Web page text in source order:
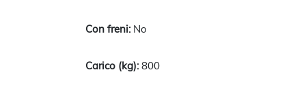
No
800